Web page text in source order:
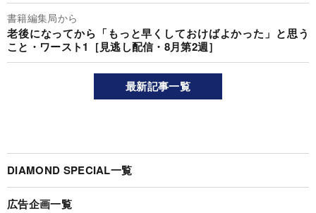
書籍編集局から
老後になってから「もっと早くしておけばよかった」と思う
こと・ワースト1［見逃し配信・8月第2週］
最新記事一覧
DIAMOND SPECIAL一覧
広告企画一覧